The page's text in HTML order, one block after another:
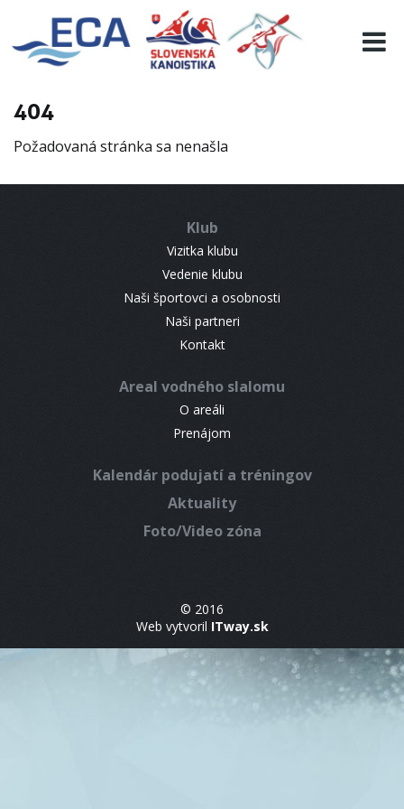
404
Požadovaná stránka sa nenašla
Klub
Vizitka klubu
Vedenie klubu
Naši športovci a osobnosti
Naši partneri
Kontakt
Areal vodného slalomu
O areáli
Prenájom
Kalendár podujatí a tréningov
Aktuality
Foto/Video zóna
© 2016
Web vytvoril ITway.sk
EURO 19
INFO
RESULTS
CONTACT